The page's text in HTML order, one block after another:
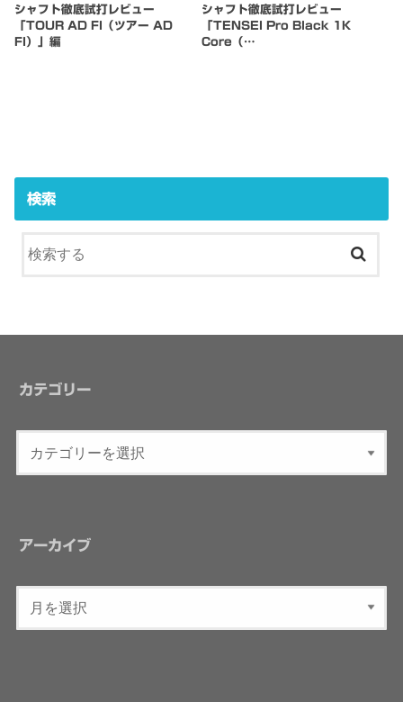
シャフト徹底試打レビュー
「TOUR AD FI（ツアー AD
FI）」編
シャフト徹底試打レビュー
「TENSEI Pro Black 1K
Core（…
検索
カテゴリー
アーカイブ